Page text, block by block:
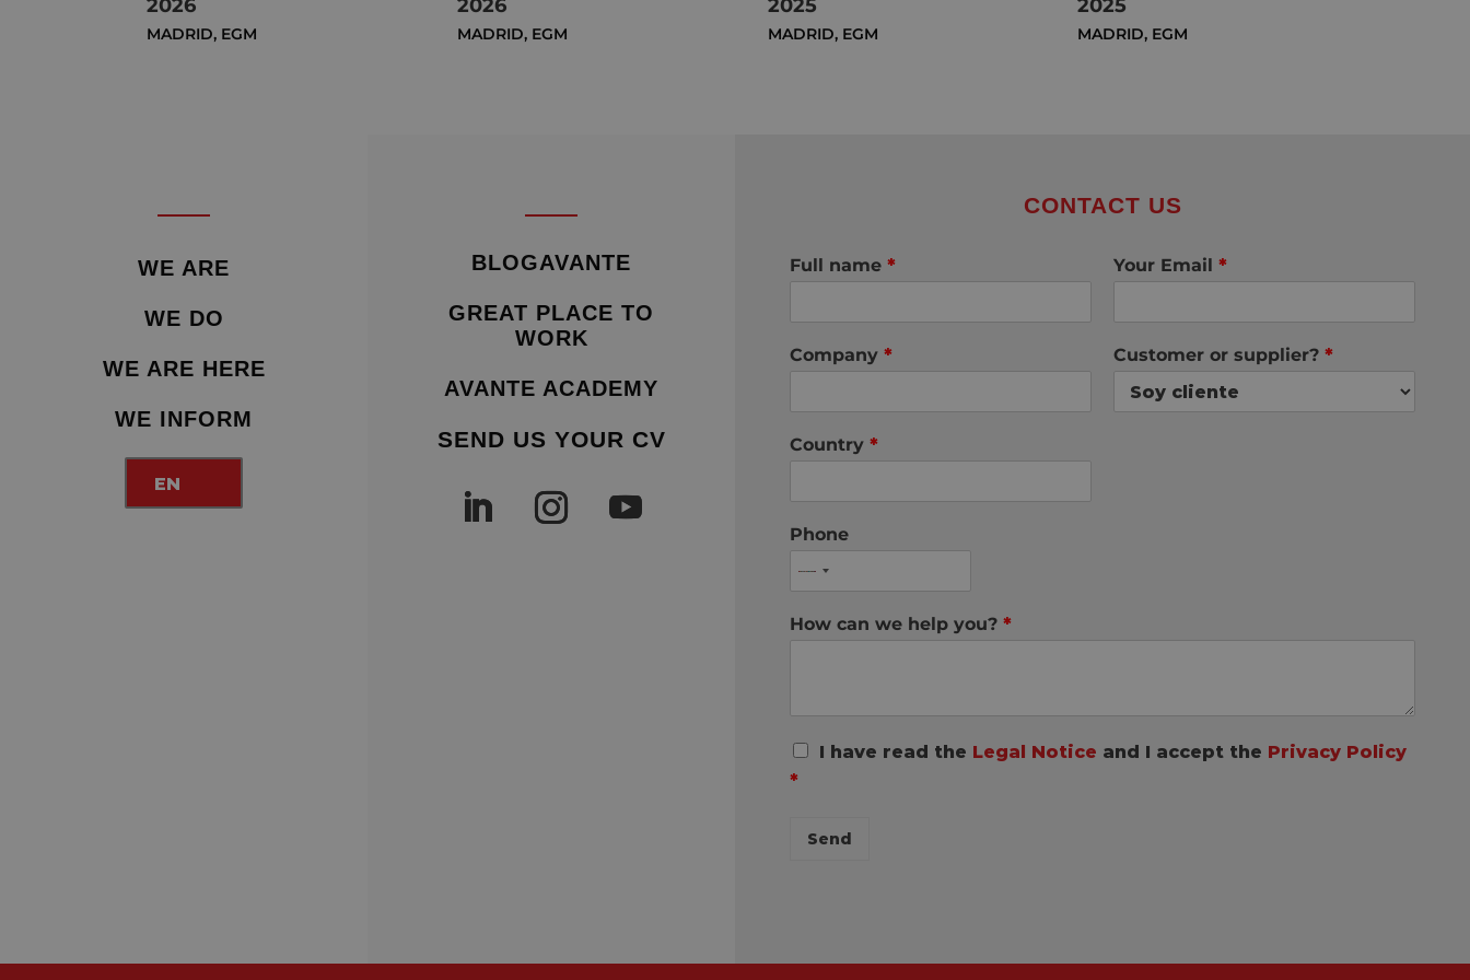
2026
MADRID, EGM
2026
MADRID, EGM
2025
MADRID, EGM
2025
MADRID, EGM
WE ARE
WE DO
WE ARE HERE
WE INFORM
EN
BLOGAVANTE
GREAT PLACE TO
WORK
AVANTE ACADEMY
SEND US YOUR CV
CONTACT US
Full name * Your Email *
Company * Customer or supplier? *
Country *
Phone
How can we help you? *
R
G
t
I have read the Legal Notice and I accept the Privacy Policy
*
Send